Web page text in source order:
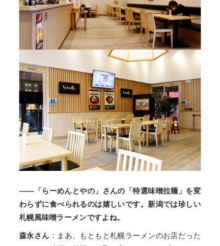
——「らーめんとやの」さんの「特選味噌拉麺」を変
わらずに食べられるのは嬉しいです。新潟では珍しい
札幌風味噌ラーメンですよね。
森永さん ：まあ、もともと札幌ラーメンのお店だった